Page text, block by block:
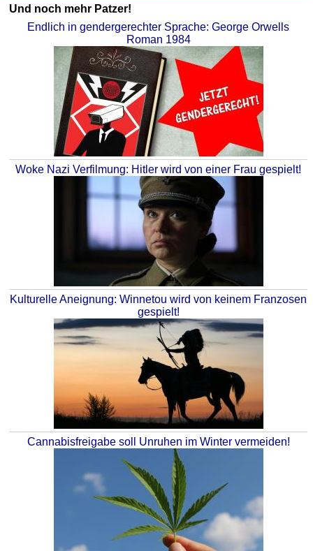
Und noch mehr Patzer!
Endlich in gendergerechter Sprache: George Orwells
Roman 1984
Woke Nazi Verfilmung: Hitler wird von einer Frau gespielt!
Kulturelle Aneignung: Winnetou wird von keinem Franzosen
gespielt!
Cannabisfreigabe soll Unruhen im Winter vermeiden!